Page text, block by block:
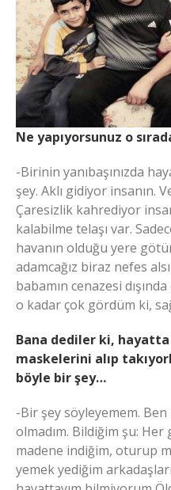
Ne yapıyorsunuz o
-Birinin yanıbaşınızda
şey. Aklı gidiyor insanın.
Çaresizlik kahrediyor
kalabilme telaşı var.
havanın olduğu yere
adamcağız biraz nefes
babamın cenazesi
o kadar çok gördüm ki,
Bana dediler ki,
maskelerini alıp
böyle bir şey…
-Bir şey söyleyemem.
olmadım. Bildiğim şu: Her
madene indiğim, oturup
yemek yediğim